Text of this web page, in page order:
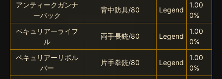
アンティークガンナ
ーバック
背中防具/80 Legend
1.00
0%
ペキュリアーライフ
ル
両手長銃/80 Legend
1.00
0%
ペキュリアーリボル
バー
片手拳銃/80 Legend
1.00
0%